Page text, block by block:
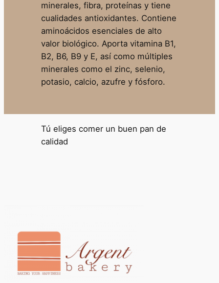
minerales, fibra, proteínas y tiene
cualidades antioxidantes. Contiene
aminoácidos esenciales de alto
valor biológico. Aporta vitamina B1,
B2, B6, B9 y E, así como múltiples
minerales como el zinc, selenio,
potasio, calcio, azufre y fósforo.
Tú eliges comer un buen pan de
calidad